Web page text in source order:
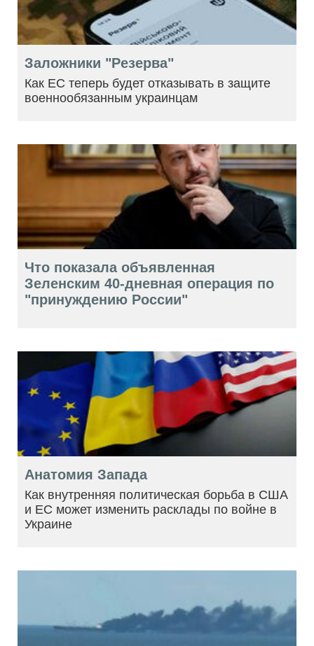
Заложники "Резерва"
Как ЕС теперь будет отказывать в защите
военнообязанным украинцам
Что показала объявленная
Зеленским 40-дневная операция по
"принуждению России"
Анатомия Запада
Как внутренняя политическая борьба в США
и ЕС может изменить расклады по войне в
Украине